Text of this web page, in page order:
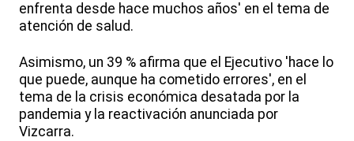
enfrenta desde hace muchos años' en el tema de
atención de salud.
Asimismo, un 39 % afirma que el Ejecutivo 'hace lo
que puede, aunque ha cometido errores', en el
tema de la crisis económica desatada por la
pandemia y la reactivación anunciada por
Vizcarra.